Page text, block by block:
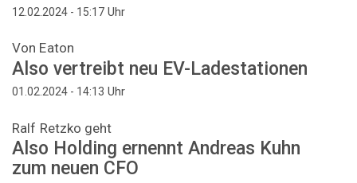
12.02.2024 - 15:17 Uhr
Von Eaton
Also vertreibt neu EV-Ladestationen
01.02.2024 - 14:13 Uhr
Ralf Retzko geht
Also Holding ernennt Andreas Kuhn
zum neuen CFO